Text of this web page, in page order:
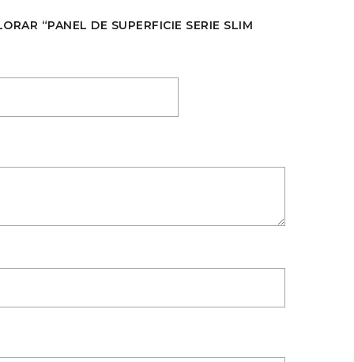
“PANEL DE SUPERFICIE SERIE SLIM